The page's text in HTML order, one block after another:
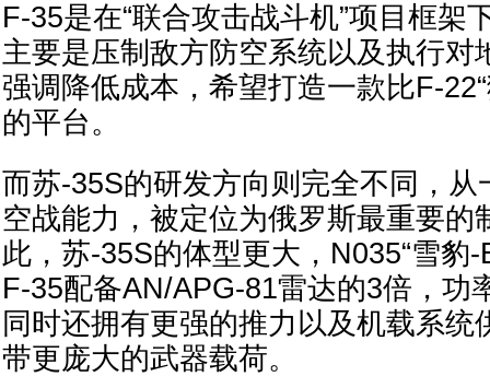
F-35是在“联合攻击战斗机”项目框架
主要是压制敌方防空系统以及执行对
强调降低成本，希望打造一款比F-
的平台。
而苏-35S的研发方向则完全不同，从
空战能力，被定位为俄罗斯最重要的
此，苏-35S的体型更大，N035“雪豹-
F-35配备AN/APG-81雷达的3倍，功
同时还拥有更强的推力以及机载系统
带更庞大的武器载荷。